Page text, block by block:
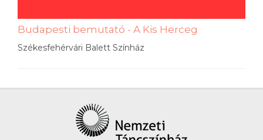
Budapesti bemutató - A Kis Herceg
Székesfehérvári Balett Színház